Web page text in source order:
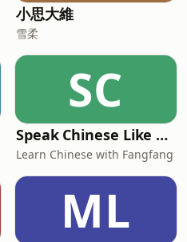
小思大維
雪柔
SC
Speak Chinese Like A Taiwanese Local
Learn Chinese with Fangfang
ML